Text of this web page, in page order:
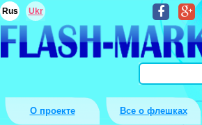
О проекте Все о флешках
Rus Ukr